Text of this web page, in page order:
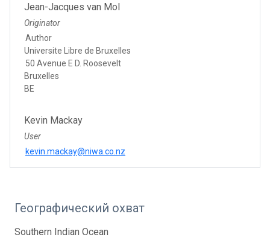
Jean-Jacques van Mol
Originator
Author
Universite Libre de Bruxelles
50 Avenue E D. Roosevelt
Bruxelles
BE
Kevin Mackay
User
kevin.mackay@niwa.co.nz
Географический охват
Southern Indian Ocean